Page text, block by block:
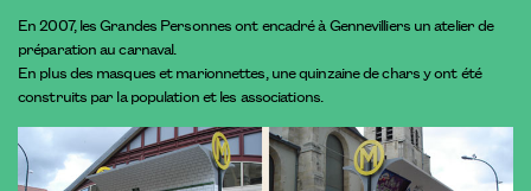
En 2007, les Grandes Personnes ont encadré à Gennevilliers un atelier de
préparation au carnaval.
En plus des masques et marionnettes, une quinzaine de chars y ont été
construits par la population et les associations.